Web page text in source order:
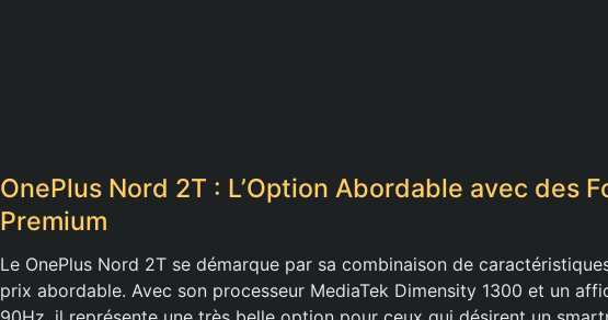
OnePlus Nord 2T : L’Option Abordable avec des
Premium
Le OnePlus Nord 2T se démarque par sa combinaison de
prix abordable. Avec son processeur MediaTek Dimensity 1300 et un